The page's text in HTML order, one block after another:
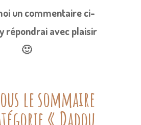
un commentaire ci-
répondrai avec plaisir
🙂
le sommaire
« Dadou